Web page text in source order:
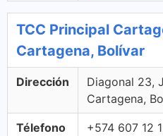
TCC Principal
Cartagena, Bolívar
Dirección
Diagonal 23,
Cartagena,
Télefono +574 607 12